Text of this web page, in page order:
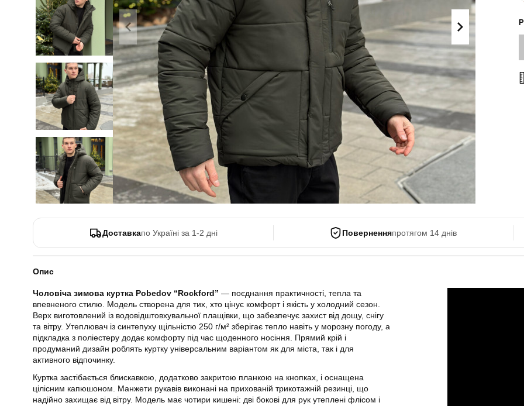
Літні комплекти
Комбінезони
Спортивні
костюми
Сорочки
Футболки
Майки
ХУДІ, СВІТШОТИ, СВЕТРИ
Кофти
Светри
Світшоти
Худі
Боді
Доставкапо Україні за 1-2 дні Поверненняпротягом 14 днів
Опис
Чоловіча зимова куртка Pobedov “Rockford” — поєднання практичності, тепла та
впевненого стилю. Модель створена для тих, хто цінує комфорт і якість у холодний сезон.
Верх виготовлений із водовідштовхувальної плащівки, що забезпечує захист від дощу, снігу
та вітру. Утеплювач із синтепуху щільністю 250 г/м² зберігає тепло навіть у морозну погоду, а
підкладка з поліестеру додає комфорту під час щоденного носіння. Прямий крій і
продуманий дизайн роблять куртку універсальним варіантом як для міста, так і для
активного відпочинку.
Куртка застібається блискавкою, додатково закритою планкою на кнопках, і оснащена
цілісним капюшоном. Манжети рукавів виконані на прихованій трикотажній резинці, що
надійно захищає від вітру. Модель має чотири кишені: дві бокові для рук утеплені флісом і